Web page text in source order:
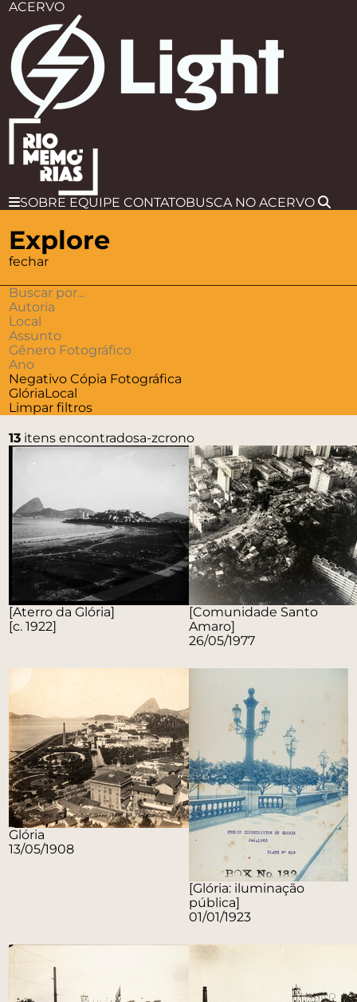
ACERVO
SOBRE EQUIPE CONTATOBUSCA NO ACERVO
Explore
fechar
Negativo Cópia Fotográfica
GlóriaLocal
Limpar filtros
13 itens encontradosa-zcrono
[Aterro da Glória]
[c. 1922]
[Comunidade Santo
Amaro]
26/05/1977
Glória
13/05/1908
[Glória: iluminação
pública]
01/01/1923